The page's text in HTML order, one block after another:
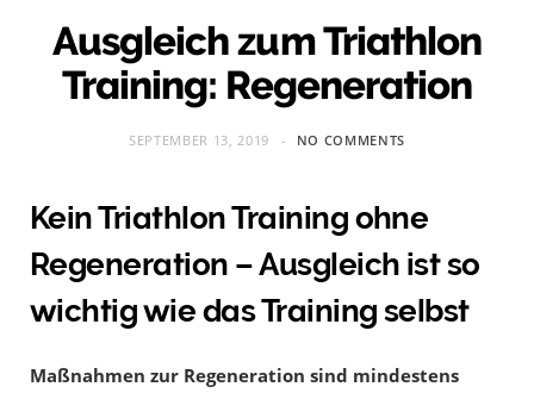
Ausgleich zum Triathlon
Training: Regeneration
SEPTEMBER 13, 2019 NO COMMENTS
Kein Triathlon Training ohne
Regeneration – Ausgleich ist so
wichtig wie das Training selbst
Maßnahmen zur Regeneration sind mindestens